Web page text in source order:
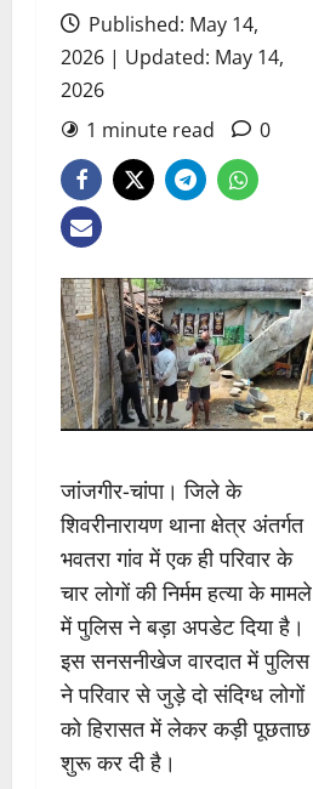
Published: May 14,
2026 | Updated: May 14,
2026
1 minute read
0
जांजगीर-चांपा। जिले के
शिवरीनारायण थाना क्षेत्र अंतर्गत
भवतरा गांव में एक ही परिवार के
चार लोगों की निर्मम हत्या के मामले
में पुलिस ने बड़ा अपडेट दिया है।
इस सनसनीखेज वारदात में पुलिस
ने परिवार से जुड़े दो संदिग्ध लोगों
को हिरासत में लेकर कड़ी पूछताछ
शुरू कर दी है।